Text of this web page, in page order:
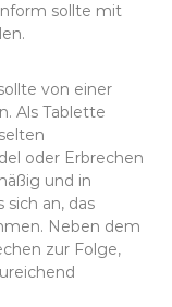
sollte mit
von einer
Als Tablette
oder Erbrechen
und in
an, das
Neben dem
zur Folge,